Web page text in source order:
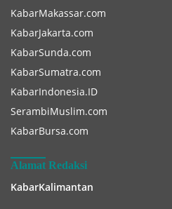
KabarMakassar.com
KabarJakarta.com
KabarSunda.com
KabarSumatra.com
KabarIndonesia.ID
SerambiMuslim.com
KabarBursa.com
Alamat Redaksi
KabarKalimantan